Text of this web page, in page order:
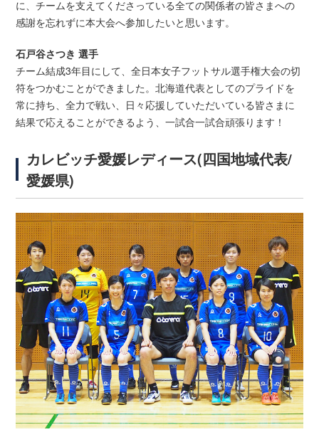
に、チームを支えてくださっている全ての関係者の皆さまへの
感謝を忘れずに本大会へ参加したいと思います。
石戸谷さつき 選手
チーム結成3年目にして、全日本女子フットサル選手権大会の切
符をつかむことができました。北海道代表としてのプライドを
常に持ち、全力で戦い、日々応援していただいている皆さまに
結果で応えることができるよう、一試合一試合頑張ります！
カレビッチ愛媛レディース(四国地域代表/
愛媛県)